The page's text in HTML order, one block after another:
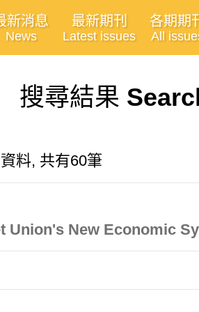
新消息
News
最新期刊
Latest issues
各期期
All
搜尋結果
料, 共有60筆
Union's New Economic